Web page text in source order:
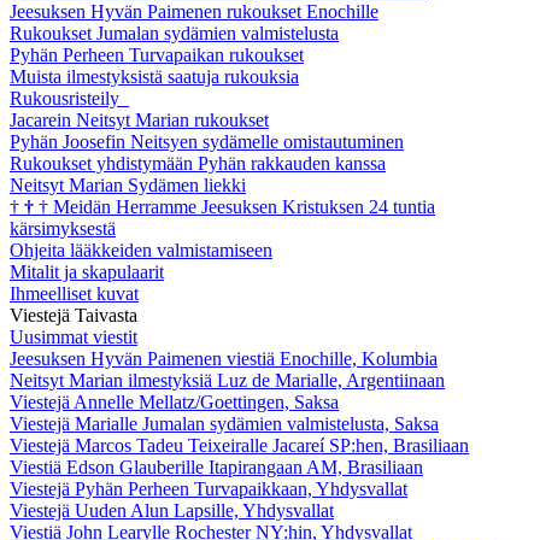
Jeesuksen Hyvän Paimenen rukoukset Enochille
Rukoukset Jumalan sydämien valmistelusta
Pyhän Perheen Turvapaikan rukoukset
Muista ilmestyksistä saatuja rukouksia
Rukousristeily
Jacarein Neitsyt Marian rukoukset
Pyhän Joosefin Neitsyen sydämelle omistautuminen
Rukoukset yhdistymään Pyhän rakkauden kanssa
Neitsyt Marian Sydämen liekki
† † † Meidän Herramme Jeesuksen Kristuksen 24 tuntia
kärsimyksestä
Ohjeita lääkkeiden valmistamiseen
Mitalit ja skapulaarit
Ihmeelliset kuvat
Viestejä Taivasta
Uusimmat viestit
Jeesuksen Hyvän Paimenen viestiä Enochille, Kolumbia
Neitsyt Marian ilmestyksiä Luz de Marialle, Argentiinaan
Viestejä Annelle Mellatz/Goettingen, Saksa
Viestejä Marialle Jumalan sydämien valmistelusta, Saksa
Viestejä Marcos Tadeu Teixeiralle Jacareí SP:hen, Brasiliaan
Viestiä Edson Glauberille Itapirangaan AM, Brasiliaan
Viestejä Pyhän Perheen Turvapaikkaan, Yhdysvallat
Viestejä Uuden Alun Lapsille, Yhdysvallat
Viestiä John Learylle Rochester NY:hin, Yhdysvallat